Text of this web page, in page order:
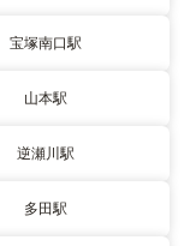
宝塚南口駅
山本駅
逆瀬川駅
多田駅